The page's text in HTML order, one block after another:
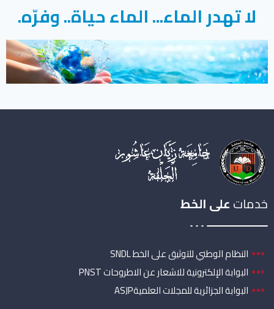
لا تهدر الماء... الماء حياة.. وفرّه.
خدماتعلى الخط
النظام الوطني للتوثيق على الخط SNDL
البوابة الإلكترونية للاشعار عن الاطروحات PNST
البوابة الجزائرية للمجلات العلميةASJP